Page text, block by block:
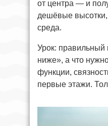
от центра — и
дешёвые
среда.
Урок:
ниже», а что
функции,
первые этажи.